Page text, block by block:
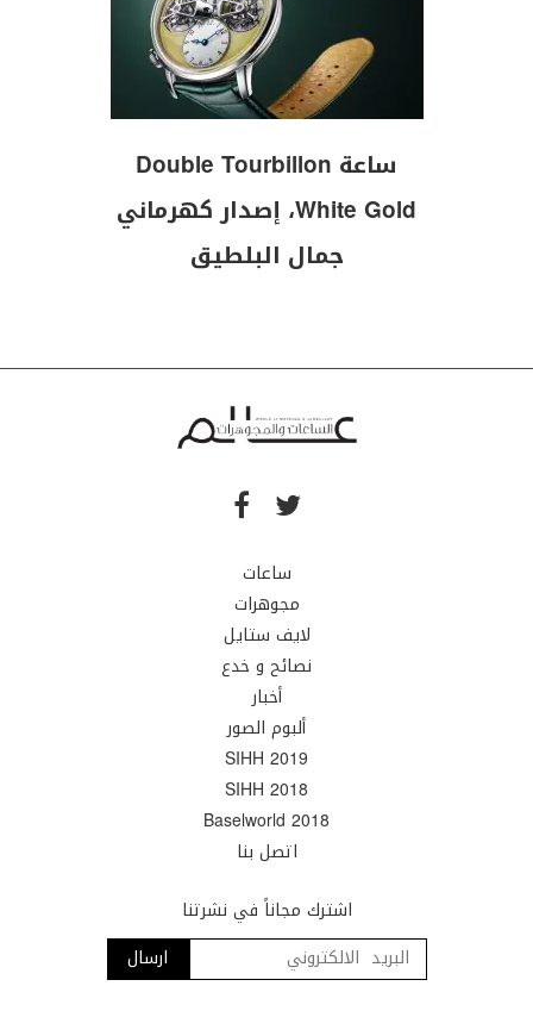
ساعة Double Tourbillon
White Gold، إصدار كهرماني
جمال البلطيق
ساعات
مجوهرات
لايف ستايل
نصائح و خدع
أخبار
ألبوم الصور
SIHH 2019
SIHH 2018
Baselworld 2018
اتصل بنا
اشترك مجاناً في نشرتنا